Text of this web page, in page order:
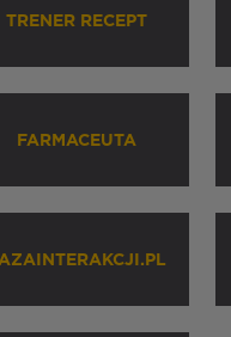
TRENER RECEPT
FARMACEUTA